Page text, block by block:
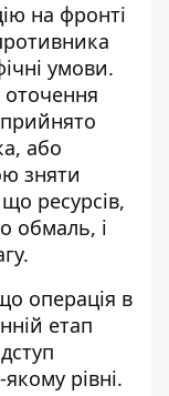
на фронті
умови.
прийнято
або
зняти
ресурсів,
обмаль, і
операція в
етап
рівні.